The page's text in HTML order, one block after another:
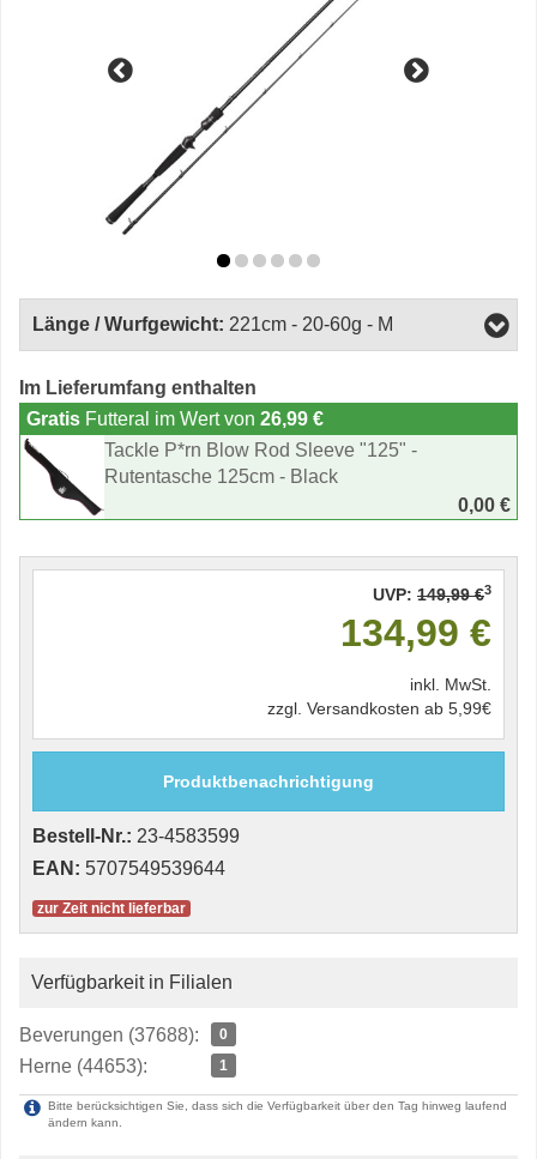
Länge / Wurfgewicht: 221cm - 20-60g - M
Im Lieferumfang enthalten
Gratis Futteral im Wert von 26,99 €
Tackle P*rn Blow Rod Sleeve "125" -
Rutentasche 125cm - Black
0,00 €
UVP: 149,99 €3
134,99 €
inkl. MwSt.
zzgl. Versandkosten ab 5,99€
Produktbenachrichtigung
Bestell-Nr.: 23-4583599
EAN: 5707549539644
zur Zeit nicht lieferbar
Verfügbarkeit in Filialen
Beverungen (37688): 0
Herne (44653): 1
Bitte berücksichtigen Sie, dass sich die Verfügbarkeit über den Tag hinweg laufend
ändern kann.